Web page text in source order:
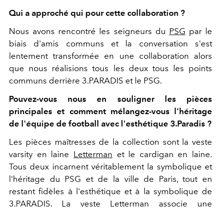
Qui a approché qui pour cette collaboration ?
Nous avons rencontré les seigneurs du PSG par le
biais d'amis communs et la conversation s'est
lentement transformée en une collaboration alors
que nous réalisions tous les deux tous les points
communs derrière 3.PARADIS et le PSG.
Pouvez-vous nous en souligner les pièces
principales et comment mélangez-vous l'héritage
de l'équipe de football avec l'esthétique 3.Paradis ?
Les pièces maîtresses de la collection sont la veste
varsity en laine Letterman et le cardigan en laine.
Tous deux incarnent véritablement la symbolique et
l'héritage du PSG et de la ville de Paris, tout en
restant fidèles à l'esthétique et à la symbolique de
3.PARADIS. La veste Letterman associe une